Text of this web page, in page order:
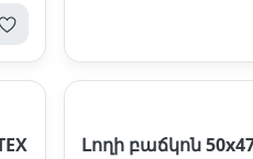
Լողի բաճկոն